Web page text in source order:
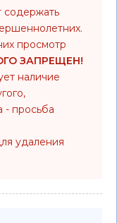
содержать
просмотр
ЗАПРЕЩЕН!
наличие
- просьба
удаления